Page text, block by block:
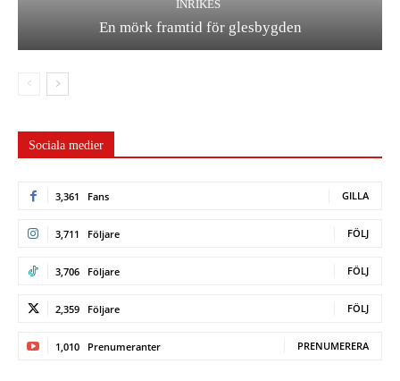
INRIKES
En mörk framtid för glesbygden
Sociala medier
3,361 Fans GILLA
3,711 Följare FÖLJ
3,706 Följare FÖLJ
2,359 Följare FÖLJ
1,010 Prenumeranter PRENUMERERA